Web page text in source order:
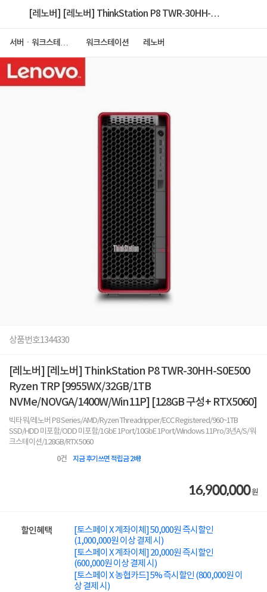
[레노버] [레노버] ThinkStation P8 TWR-30HH-
NVMe/NOVGA/1400W/Win11P] [128GB 구성+
RTX5060]
서버ㆍ워크스테이
워크스테이션 레노버
상품번호1344330
[레노버] [레노버] ThinkStation P8 TWR-30HH-S0E500
Ryzen TRP [9955WX/32GB/1TB
NVMe/NOVGA/1400W/Win11P] [128GB 구성+ RTX5060]
빅타워/레노버 P8 Series/AMD/Ryzen Threadripper/ECC Registered/960~1TB
SSD/HDD 미포함/ODD 미포함/1GbE 1Port/10GbE 1Port/Windows 11Pro/3년A/S/워
크스테이션/128GB/RTX 5060
0건 지금 후기쓰면 적립금 2배!
16,900,000원
할인혜택
[토스페이 X 계좌이체] 50,000원 즉시할인
(1,000,000원 이상 결제 시)
[토스페이 X 계좌이체] 20,000원 즉시할인
(600,000원 이상 결제 시)
[토스페이 X 농협카드] 5% 즉시할인 (800,000원 이
상 결제 시)